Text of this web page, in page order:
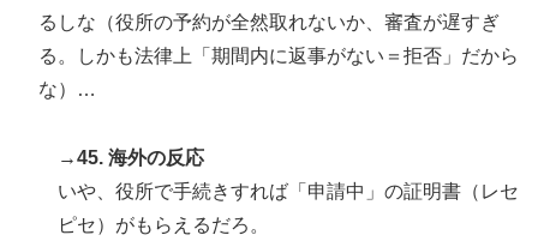
るしな（役所の予約が全然取れないか、審査が遅すぎ
る。しかも法律上「期間内に返事がない＝拒否」だから
な）…
→45. 海外の反応
いや、役所で手続きすれば「申請中」の証明書（レセ
ピセ）がもらえるだろ。